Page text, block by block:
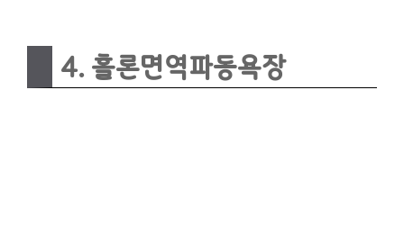
4. 홀론면역파동욕장